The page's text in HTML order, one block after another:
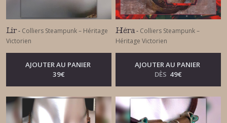
Lir- Colliers Steampunk – Héritage
Victorien
AJOUTER AU PANIER
39€
Héra- Colliers Steampunk –
Héritage Victorien
AJOUTER AU PANIER
DÈS 49€